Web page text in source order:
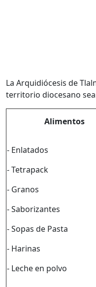
La Arquidiócesis de
territorio diocesano
Alimentos
- Enlatados
- Tetrapack
- Granos
- Saborizantes
- Sopas de Pasta
- Harinas
- Leche en polvo